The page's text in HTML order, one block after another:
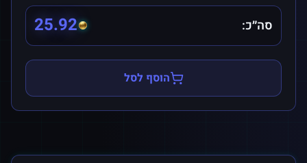
סה״כ: 25.92
הוסף לסל